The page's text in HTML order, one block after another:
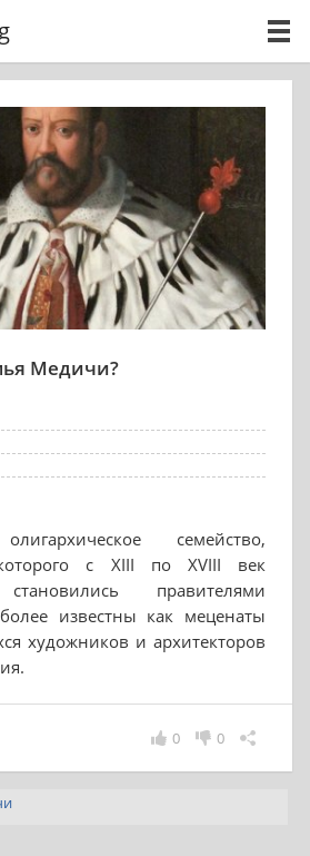
Медичи?
семейство,
которого с XIII по XVIII век
правителями
известны как меценаты
художников и архитекторов
0
0